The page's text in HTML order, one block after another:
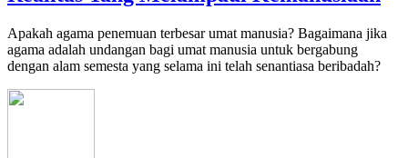
Apakah agama penemuan terbesar umat manusia? Bagaimana jika
agama adalah undangan bagi umat manusia untuk bergabung
dengan alam semesta yang selama ini telah senantiasa beribadah?